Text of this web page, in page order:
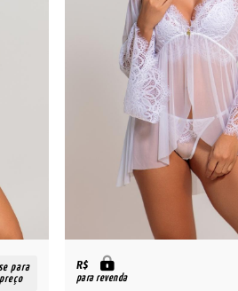
para
R$
para revenda